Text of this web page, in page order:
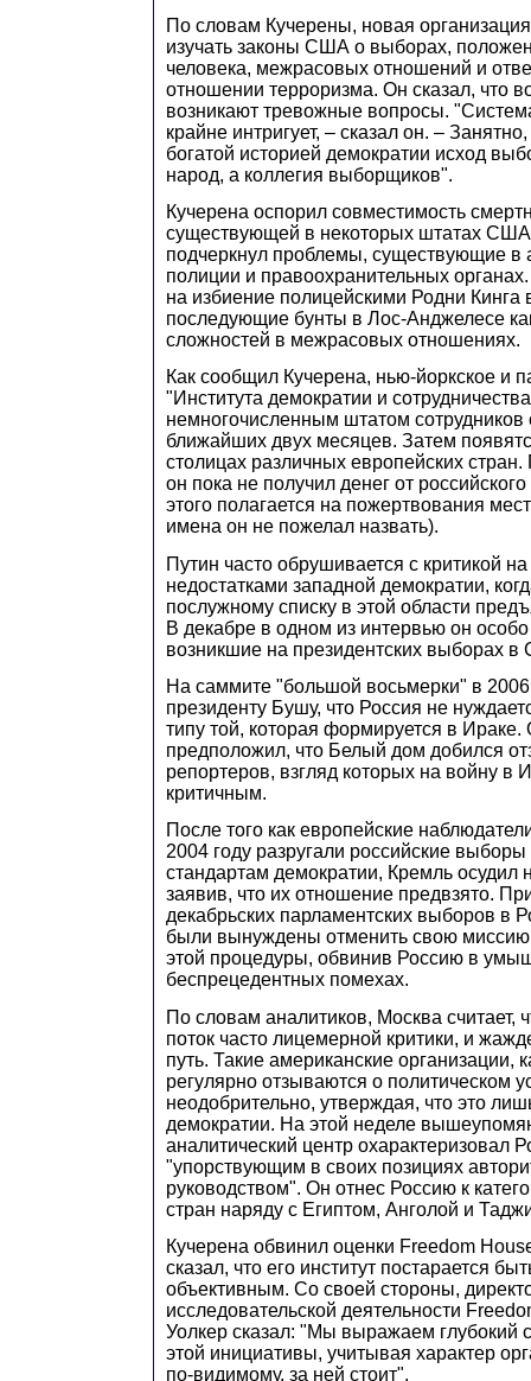
По словам Кучерены, новая
изучать законы США о выборах,
человека, межрасовых отношений и
отношении терроризма. Он сказал, что
возникают тревожные вопросы.
крайне интригует, – сказал он. –
богатой историей демократии исход
народ, а коллегия выборщиков".
Кучерена оспорил совместимость
существующей в некоторых штатах
подчеркнул проблемы, существующие в
полиции и правоохранительных
на избиение полицейскими Родни Кинга
последующие бунты в Лос-Анджелесе
сложностей в межрасовых отношениях.
Как сообщил Кучерена, нью-йоркское и
"Института демократии и
немногочисленным штатом сотрудников
ближайших двух месяцев. Затем
столицах различных европейских
он пока не получил денег от
этого полагается на пожертвования
имена он не пожелал назвать).
Путин часто обрушивается с критикой на
недостатками западной демократии,
послужному списку в этой области
В декабре в одном из интервью он
возникшие на президентских выборах
На саммите "большой восьмерки" в 2006
президенту Бушу, что Россия не
типу той, которая формируется в Ираке.
предположил, что Белый дом добился
репортеров, взгляд которых на войну в
критичным.
После того как европейские
2004 году разругали российские
стандартам демократии, Кремль осудил
заявив, что их отношение предвзято.
декабрьских парламентских выборов в
были вынуждены отменить свою
этой процедуры, обвинив Россию в
беспрецедентных помехах.
По словам аналитиков, Москва считает,
поток часто лицемерной критики, и
путь. Такие американские организации,
регулярно отзываются о политическом
неодобрительно, утверждая, что это
демократии. На этой неделе
аналитический центр охарактеризовал
"упорствующим в своих позициях
руководством". Он отнес Россию к
стран наряду с Египтом, Анголой и
Кучерена обвинил оценки Freedom
сказал, что его институт постарается
объективным. Со своей стороны,
исследовательской деятельности
Уолкер сказал: "Мы выражаем глубокий
этой инициативы, учитывая характер
по-видимому, за ней стоит".